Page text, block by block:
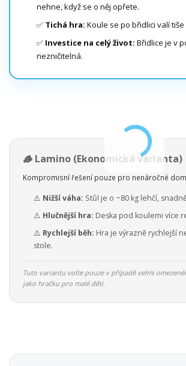
nehne, když se o něj opřete.
✅ Tichá hra: Koule se po břidlici valí
✅ Investice na celý život: Břidlice je v
nezničitelná.
🪵 Lamino (Ekonomická varianta)
Kompromisní řešení pouze pro nenáročné
⚠️ Nižší váha: Stůl je o ~80 kg lehčí,
⚠️ Hlučnější hra: Deska pod koulemi více
⚠️ Rychlejší běh: Hra je výrazně rychlejší
stole.
Tuto variantu volte pouze v případě velmi
jako hračku pro malé děti.